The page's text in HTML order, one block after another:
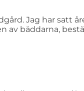
Jag har satt
bäddarna,